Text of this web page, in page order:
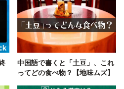
中国語で書くと「土豆」、これ
ってどの食べ物？【地味ムズ】